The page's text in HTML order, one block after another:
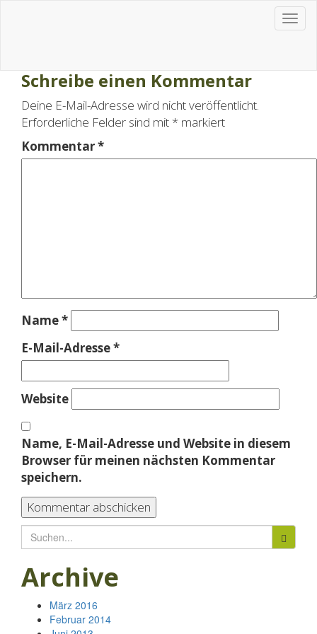
Schreibe einen Kommentar
Deine E-Mail-Adresse wird nicht veröffentlicht.
Erforderliche Felder sind mit* markiert
Kommentar*
Name*
E-Mail-Adresse*
Website
Name, E-Mail-Adresse und Website in diesem
Browser für meinen nächsten Kommentar
speichern.
Suchen
nach:
Archive
März 2016
Februar 2014